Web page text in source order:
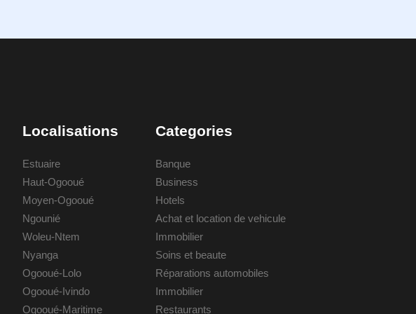
Localisations
Estuaire
Haut-Ogooué
Moyen-Ogooué
Ngounié
Woleu-Ntem
Nyanga
Ogooué-Lolo
Ogooué-Ivindo
Ogooué-Maritime
Categories
Banque
Business
Hotels
Achat et location de vehicule
Immobilier
Soins et beaute
Réparations automobiles
Immobilier
Restaurants